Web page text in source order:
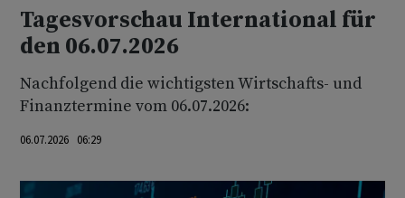
Tagesvorschau International für
den 06.07.2026
Nachfolgend die wichtigsten Wirtschafts- und
Finanztermine vom 06.07.2026:
06.07.2026 06:29